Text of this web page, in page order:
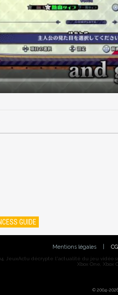
GUIDE
Mentions légales
JeuxActu décrypte l'actualité du jeu vidéo
Xbox One, Xbox
© 2004-